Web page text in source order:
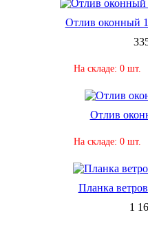
Отлив оконный
На складе: 0 шт.
Отлив
На складе: 0 шт.
Планка
1